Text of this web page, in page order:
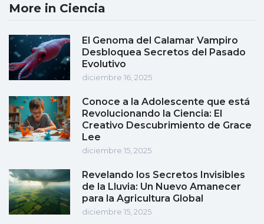
More in Ciencia
El Genoma del Calamar Vampiro
Desbloquea Secretos del Pasado
Evolutivo
diciembre 16, 2025
Conoce a la Adolescente que está
Revolucionando la Ciencia: El
Creativo Descubrimiento de Grace
Lee
diciembre 15, 2025
Revelando los Secretos Invisibles
de la Lluvia: Un Nuevo Amanecer
para la Agricultura Global
diciembre 15, 2025